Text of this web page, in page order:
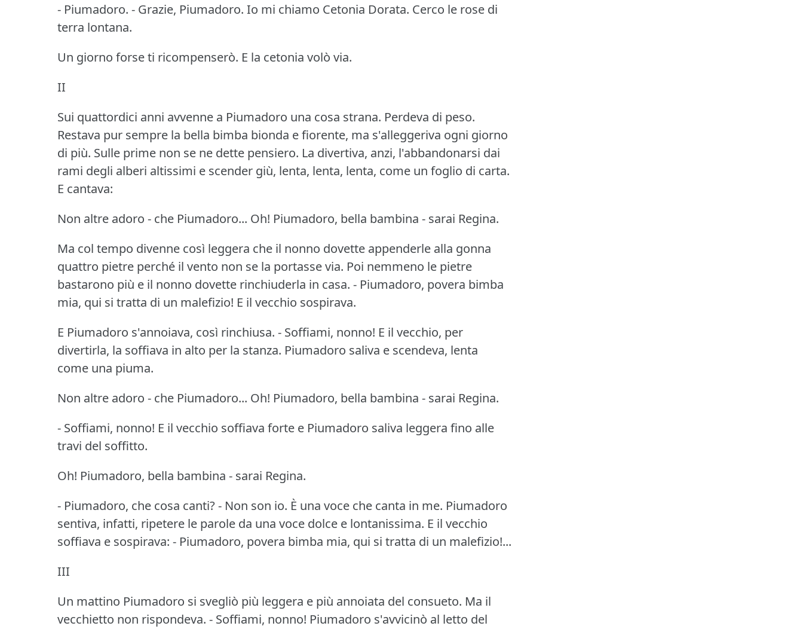
- Piumadoro. - Grazie, Piumadoro. Io mi chiamo Cetonia Dorata. Cerco le rose di
terra lontana.
Un giorno forse ti ricompenserò. E la cetonia volò via.
II
Sui quattordici anni avvenne a Piumadoro una cosa strana. Perdeva di peso.
Restava pur sempre la bella bimba bionda e fiorente, ma s'alleggeriva ogni giorno
di più. Sulle prime non se ne dette pensiero. La divertiva, anzi, l'abbandonarsi dai
rami degli alberi altissimi e scender giù, lenta, lenta, lenta, come un foglio di carta.
E cantava:
Non altre adoro - che Piumadoro... Oh! Piumadoro, bella bambina - sarai Regina.
Ma col tempo divenne così leggera che il nonno dovette appenderle alla gonna
quattro pietre perché il vento non se la portasse via. Poi nemmeno le pietre
bastarono più e il nonno dovette rinchiuderla in casa. - Piumadoro, povera bimba
mia, qui si tratta di un malefizio! E il vecchio sospirava.
E Piumadoro s'annoiava, così rinchiusa. - Soffiami, nonno! E il vecchio, per
divertirla, la soffiava in alto per la stanza. Piumadoro saliva e scendeva, lenta
come una piuma.
Non altre adoro - che Piumadoro... Oh! Piumadoro, bella bambina - sarai Regina.
- Soffiami, nonno! E il vecchio soffiava forte e Piumadoro saliva leggera fino alle
travi del soffitto.
Oh! Piumadoro, bella bambina - sarai Regina.
- Piumadoro, che cosa canti?- Non son io. È una voce che canta in me. Piumadoro
sentiva, infatti, ripetere le parole da una voce dolce e lontanissima. E il vecchio
soffiava e sospirava: - Piumadoro, povera bimba mia, qui si tratta di un malefizio!...
III
Un mattino Piumadoro si svegliò più leggera e più annoiata del consueto. Ma il
vecchietto non rispondeva. - Soffiami, nonno! Piumadoro s'avvicinò al letto del